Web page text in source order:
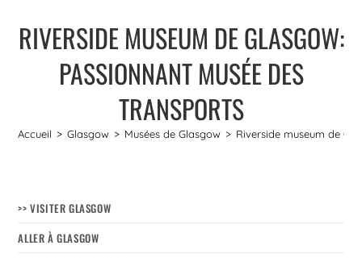
RIVERSIDE MUSEUM DE GLASGOW:
PASSIONNANT MUSÉE DES
TRANSPORTS
Accueil > Glasgow > Musées de Glasgow > Riverside museum de
>> VISITER GLASGOW
ALLER À GLASGOW